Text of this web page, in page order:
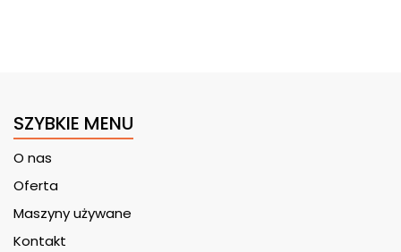
SZYBKIE MENU
O nas
Oferta
Maszyny używane
Kontakt